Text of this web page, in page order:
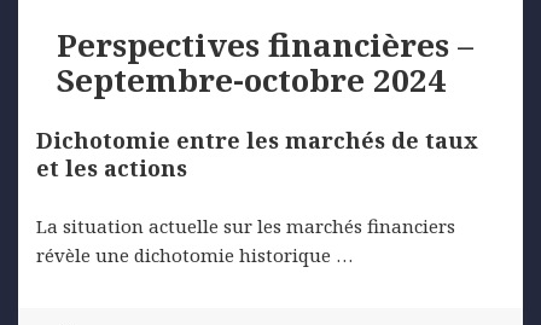
Perspectives financières –
Septembre-octobre 2024
Dichotomie entre les marchés de taux
et les actions
La situation actuelle sur les marchés financiers
révèle une dichotomie historique …